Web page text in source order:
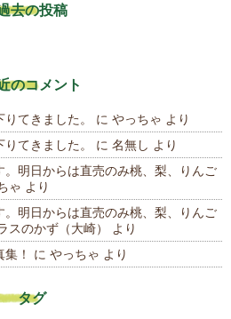
去の投稿
のコメント
てきました。 に やっちゃ より
てきました。
に 名無し より
。明日からは直売のみ桃、梨、りんご
ゃ より
。明日からは直売のみ桃、梨、りんご
スのかず（大崎）
より
！
に やっちゃ より
タグ